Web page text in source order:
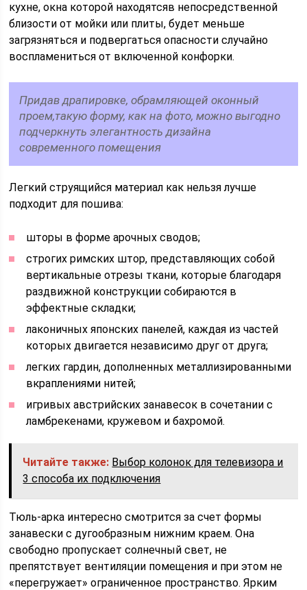
кухне, окна которой находятсяв непосредственной
близости от мойки или плиты, будет меньше
загрязняться и подвергаться опасности случайно
воспламениться от включенной конфорки.
Придав драпировке, обрамляющей оконный
проем,такую форму, как на фото, можно выгодно
подчеркнуть элегантность дизайна
современного помещения
Легкий струящийся материал как нельзя лучше
подходит для пошива:
шторы в форме арочных сводов;
строгих римских штор, представляющих собой
вертикальные отрезы ткани, которые благодаря
раздвижной конструкции собираются в
эффектные складки;
лаконичных японских панелей, каждая из частей
которых двигается независимо друг от друга;
легких гардин, дополненных металлизированными
вкраплениями нитей;
игривых австрийских занавесок в сочетании с
ламбрекенами, кружевом и бахромой.
Читайте также: Выбор колонок для телевизора и
3 способа их подключения
Тюль-арка интересно смотрится за счет формы
занавески с дугообразным нижним краем. Она
свободно пропускает солнечный свет, не
препятствует вентиляции помещения и при этом не
«перегружает» ограниченное пространство. Ярким